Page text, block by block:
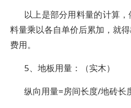
以上是部分用料量的计算
料量乘以各自单价后累加，就
费用。
5、地板用量：（实木）
纵向用量=房间长度/地砖长